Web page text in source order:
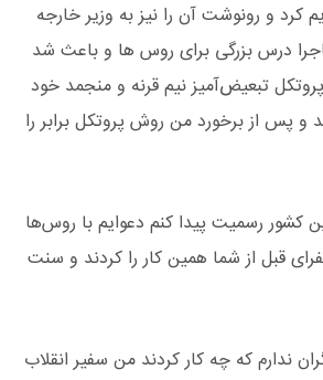
کرد و رونوشت آن را نیز به وزیر خارجه
درس بزرگی برای روس ها و باعث شد
تبعیض‌آمیز نیم قرنه و منجمد خود
پس از برخورد من روش پروتکل برابر را
کشور رسمیت پیدا کنم دعوایم با روس‌ها
قبل از شما همین کار را کردند و سنت
ندارم که چه کار کردند من سفیر انقلاب